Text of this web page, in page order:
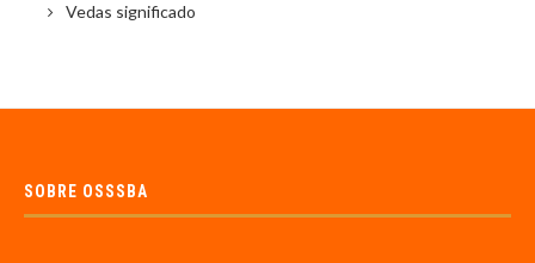
Vedas significado
SOBRE OSSSBA